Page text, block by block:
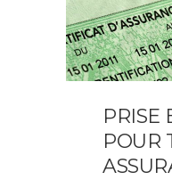
PRISE
POUR